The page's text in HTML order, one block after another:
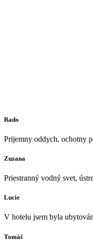
Rado
Prijemny oddych, ochotny
Zuzana
Priestranný vodný svet,
Lucie
V hotelu jsem byla
Tomáš